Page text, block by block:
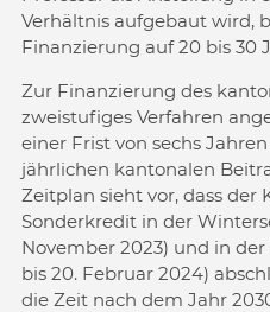
Verhältnis aufgebaut wird,
Finanzierung auf 20 bis 30
Zur Finanzierung des
zweistufiges Verfahren
einer Frist von sechs
jährlichen kantonalen
Zeitplan sieht vor, dass der
Sonderkredit in der
November 2023) und in der
bis 20. Februar 2024)
die Zeit nach dem Jahr